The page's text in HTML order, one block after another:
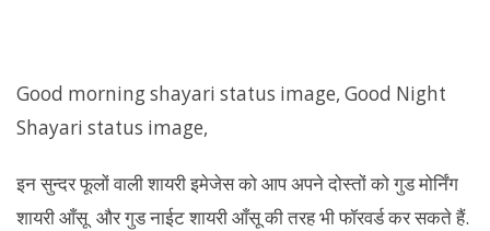
Good morning shayari status image, Good Night
Shayari status image,
इन सुन्दर फूलों वाली शायरी इमेजेस को आप अपने दोस्तों को गुड मोर्निंग
शायरी आँसू और गुड नाईट शायरी आँसू की तरह भी फॉरवर्ड कर सकते हैं.